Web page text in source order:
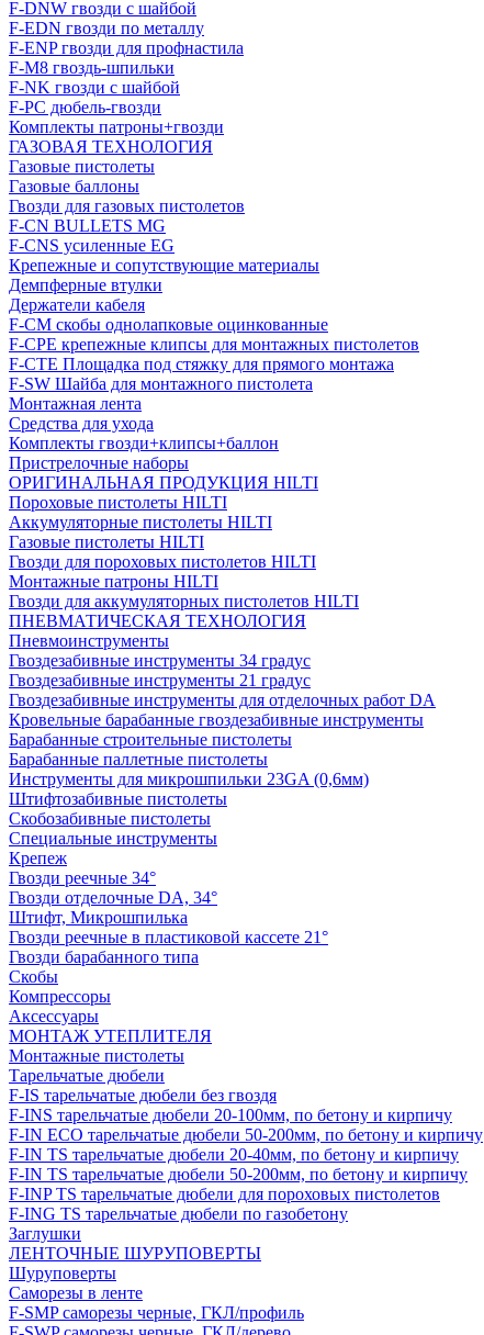
F-DNW гвозди с шайбой
F-EDN гвозди по металлу
F-ENP гвозди для профнастила
F-M8 гвоздь-шпильки
F-NK гвозди с шайбой
F-PC дюбель-гвозди
Комплекты патроны+гвозди
ГАЗОВАЯ ТЕХНОЛОГИЯ
Газовые пистолеты
Газовые баллоны
Гвозди для газовых пистолетов
F-CN BULLETS MG
F-CNS усиленные EG
Крепежные и сопутствующие материалы
Демпферные втулки
Держатели кабеля
F-CM скобы однолапковые оцинкованные
F-CPE крепежные клипсы для монтажных пистолетов
F-CTE Площадка под стяжку для прямого монтажа
F-SW Шайба для монтажного пистолета
Монтажная лента
Средства для ухода
Комплекты гвозди+клипсы+баллон
Пристрелочные наборы
ОРИГИНАЛЬНАЯ ПРОДУКЦИЯ HILTI
Пороховые пистолеты HILTI
Аккумуляторные пистолеты HILTI
Газовые пистолеты HILTI
Гвозди для пороховых пистолетов HILTI
Монтажные патроны HILTI
Гвозди для аккумуляторных пистолетов HILTI
ПНЕВМАТИЧЕСКАЯ ТЕХНОЛОГИЯ
Пневмоинструменты
Гвоздезабивные инструменты 34 градус
Гвоздезабивные инструменты 21 градус
Гвоздезабивные инструменты для отделочных работ DA
Кровельные барабанные гвоздезабивные инструменты
Барабанные строительные пистолеты
Барабанные паллетные пистолеты
Инструменты для микрошпильки 23GA (0,6мм)
Штифтозабивные пистолеты
Скобозабивные пистолеты
Специальные инструменты
Крепеж
Гвозди реечные 34°
Гвозди отделочные DA, 34°
Штифт, Микрошпилька
Гвозди реечные в пластиковой кассете 21°
Гвозди барабанного типа
Скобы
Компрессоры
Аксессуары
МОНТАЖ УТЕПЛИТЕЛЯ
Монтажные пистолеты
Тарельчатые дюбели
F-IS тарельчатые дюбели без гвоздя
F-INS тарельчатые дюбели 20-100мм, по бетону и кирпичу
F-IN ECO тарельчатые дюбели 50-200мм, по бетону и кирпичу
F-IN TS тарельчатые дюбели 20-40мм, по бетону и кирпичу
F-IN TS тарельчатые дюбели 50-200мм, по бетону и кирпичу
F-INP TS тарельчатые дюбели для пороховых пистолетов
F-ING TS тарельчатые дюбели по газобетону
Заглушки
ЛЕНТОЧНЫЕ ШУРУПОВЕРТЫ
Шуруповерты
Саморезы в ленте
F-SMP саморезы черные, ГКЛ/профиль